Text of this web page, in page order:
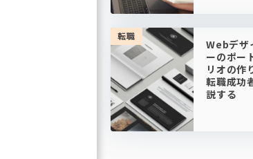
転職
Webデザ
ーのポー
リオの作
転職成功
説する